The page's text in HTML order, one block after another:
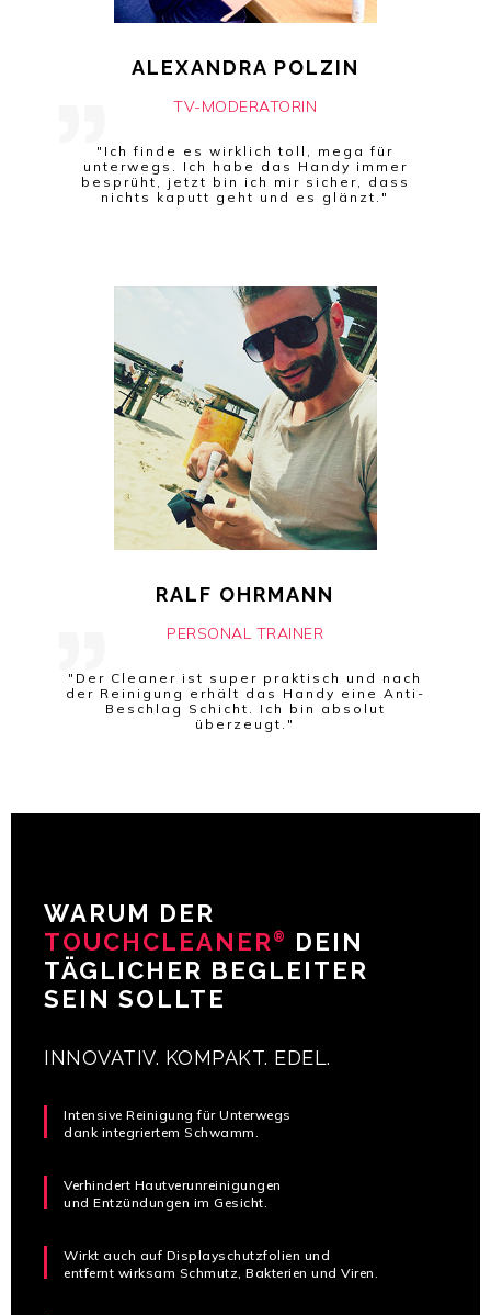
ALEXANDRA POLZIN
TV-MODERATORIN
RALF OHRMANN
PERSONAL TRAINER
"Ich finde es wirklich toll, mega für
unterwegs. Ich habe das Handy immer
besprüht, jetzt bin ich mir sicher, dass
nichts kaputt geht und es glänzt."
"Der Cleaner ist super praktisch und nach
der Reinigung erhält das Handy eine Anti-
Beschlag Schicht. Ich bin absolut
überzeugt."
WARUM DER
TOUCHCLEANER ®
DEIN
TÄGLICHER BEGLEITER
SEIN SOLLTE
INNOVATIV. KOMPAKT. EDEL.
Intensive Reinigung für Unterwegs
dank integriertem Schwamm.
Verhindert Hautverunreinigungen
und Entzündungen im Gesicht.
Wirkt auch auf Displayschutzfolien und
entfernt wirksam Schmutz, Bakterien und Viren.